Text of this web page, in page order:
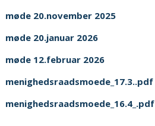
møde 20.november 2025
møde 20.januar 2026
møde 12.februar 2026
menighedsraadsmoede_17.3..pdf
menighedsraadsmoede_16.4_.pdf